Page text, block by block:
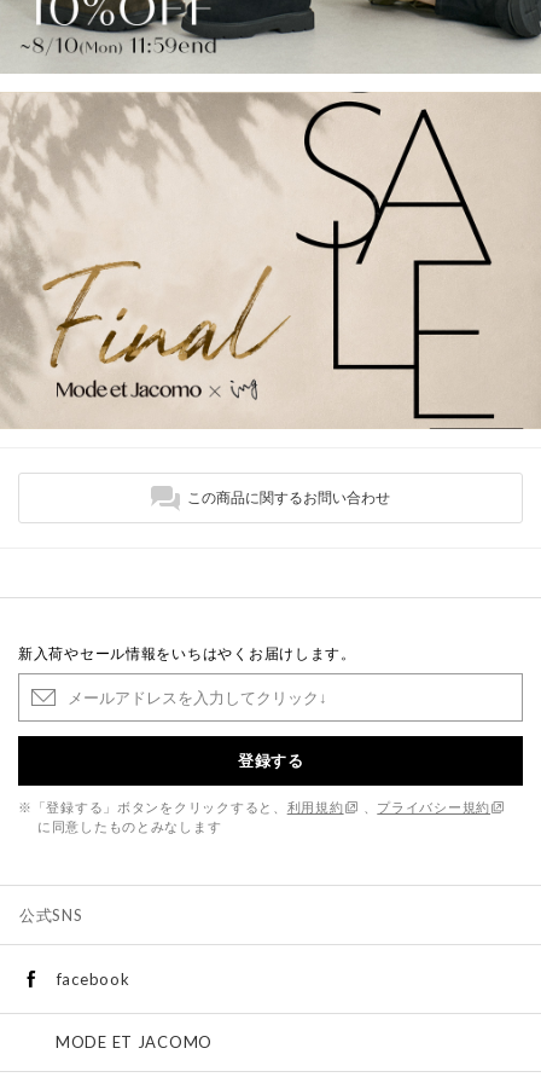
この商品に関するお問い合わせ
新入荷やセール情報をいちはやくお届けします。
登録する
※「登録する」ボタンをクリックすると、 利用規約
プライバシー規約
に同意したものとみなします
公式SNS
facebook
MODE ET JACOMO